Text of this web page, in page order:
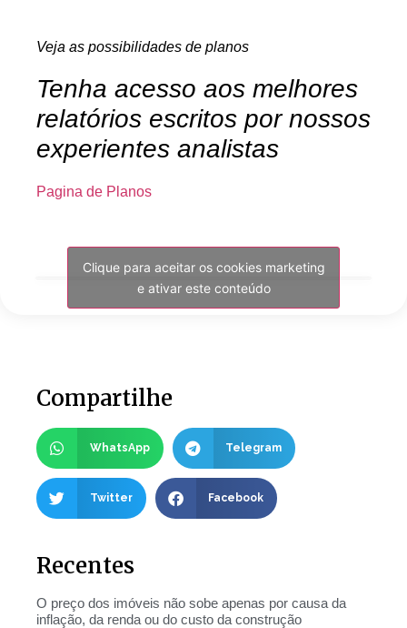
Veja as possibilidades de planos
Tenha acesso aos melhores
relatórios escritos por nossos
experientes analistas
Pagina de Planos
Clique para aceitar os cookies marketing
e ativar este conteúdo
Compartilhe
WhatsApp Telegram
Twitter Facebook
Recentes
O preço dos imóveis não sobe apenas por causa da
inflação, da renda ou do custo da construção